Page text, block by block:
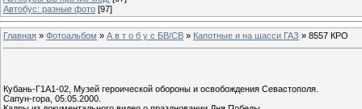
Автобус: разные фото [97]
Главная » Фотоальбом » А в т о б у с БВ/СВ » Капотные и на шасси ГАЗ » 8557 КРО
Кубань-Г1А1-02, Музей героической обороны и освобождения Севастополя.
Сапун-гора, 05.05.2000.